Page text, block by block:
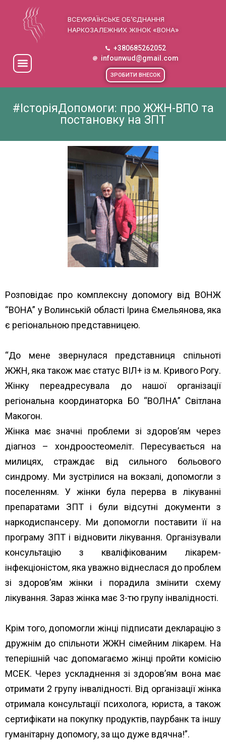
ВСЕУКРАЇНСЬКЕ ОБ’ЄДНАННЯ
НАРКОЗАЛЕЖНИХ ЖІНОК «ВОНА»
+380685262052
infounwud@gmail.com
ЗРОБИТИ ВНЕСОК
#ІсторіяДопомоги: про ЖЖН-ВПО та
постановку на ЗПТ
Розповідає про комплексну допомогу від ВОНЖ
“ВОНА” у Волинській області Ірина Ємельянова, яка
є регіональною представницею.
“До мене звернулася представниця спільноті
ЖЖН, яка також має статус ВІЛ+ із м. Кривого Рогу.
Жінку переадресувала до нашої організації
регіональна координаторка БО “ВОЛНА” Світлана
Макогон.
Жінка має значні проблеми зі здоров’ям через
діагноз – хондроостеомеліт. Пересувається на
милицях, страждає від сильного больового
синдрому. Ми зустрілися на вокзалі, допомогли з
поселенням. У жінки була перерва в лікуванні
препаратами ЗПТ і були відсутні документи з
наркодиспансеру. Ми допомогли поставити її на
програму ЗПТ і відновити лікування. Організували
консультацію з кваліфікованим лікарем-
інфекціоністом, яка уважно віднеслася до проблем
зі здоров’ям жінки і порадила змінити схему
лікування. Зараз жінка має 3-тю групу інвалідності.
Крім того, допомогли жінці підписати декларацію з
дружнім до спільноти ЖЖН сімейним лікарем. На
теперішній час допомагаємо жінці пройти комісію
МСЕК. Через ускладнення зі здоров’ям вона має
отримати 2 групу інвалідності. Від організації жінка
отримала консультації психолога, юриста, а також
сертифікати на покупку продуктів, паурбанк та іншу
гуманітарну допомогу, за що дуже вдячна!”.